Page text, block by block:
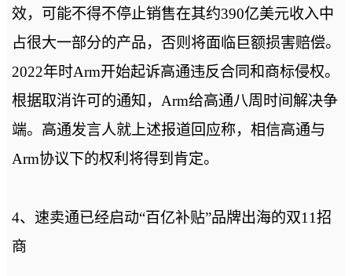
效，可能不得不停止销售在其约390亿美元收入中
占很大一部分的产品，否则将面临巨额损害赔偿。
2022年时Arm开始起诉高通违反合同和商标侵权。
根据取消许可的通知，Arm给高通八周时间解决争
端。高通发言人就上述报道回应称，相信高通与
Arm协议下的权利将得到肯定。
4、速卖通已经启动“百亿补贴”品牌出海的双11招
商